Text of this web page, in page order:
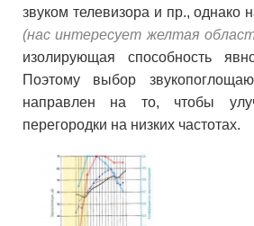
звуком телевизора и пр., однако
(нас интересует желтая
изолирующая способность
Поэтому выбор
направлен на то, чтобы
перегородки на низких частотах.